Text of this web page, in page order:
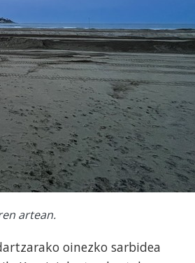
artean.
oinezko sarbidea